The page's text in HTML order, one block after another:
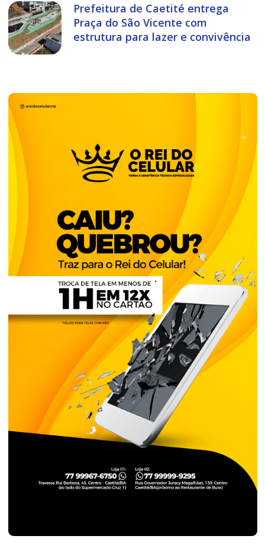
Prefeitura de Caetité entrega
Praça do São Vicente com
estrutura para lazer e convivência